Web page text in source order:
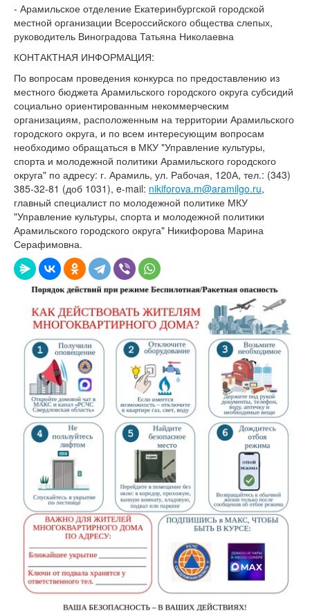
- Арамильское отделение Екатеринбургской городской
местной организации Всероссийского общества слепых,
руководитель Виноградова Татьяна Николаевна
КОНТАКТНАЯ ИНФОРМАЦИЯ:
По вопросам проведения конкурса по предоставлению из
местного бюджета Арамильского городского округа субсидий
социально ориентированным некоммерческим
организациям, расположенным на территории Арамильского
городского округа, и по всем интересующим вопросам
необходимо обращаться в МКУ "Управление культуры,
спорта и молодежной политики Арамильского городского
округа" по адресу: г. Арамиль, ул. Рабочая, 120А, тел.: (343)
385-32-81 (доб 1031), e-mail: nikiforova.m@aramilgo.ru,
главный специалист по молодежной политике МКУ
"Управление культуры, спорта и молодежной политики
Арамильского городского округа" Никифорова Марина
Серафимовна.